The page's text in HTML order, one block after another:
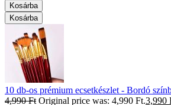
Kosárba
Kosárba
10 db-os prémium ecsetkészlet - Bordó
4,990Ft Original price was: 4,990 Ft.3,990